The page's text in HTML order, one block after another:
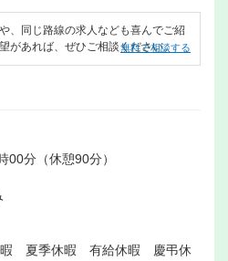
、同じ路線の求人なども喜んでご紹
があれば、ぜひご相談ください。
無料で相談する
00分（休憩90分）
夏季休暇 有給休暇 慶弔休